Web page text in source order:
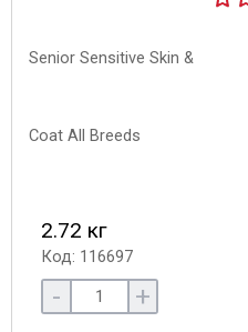
2.72 кг
Код: 116697
- +